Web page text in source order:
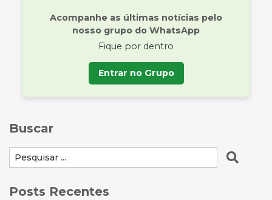
Acompanhe as últimas notícias pelo
nosso grupo do WhatsApp
Fique por dentro
Entrar no Grupo
Buscar
Posts Recentes